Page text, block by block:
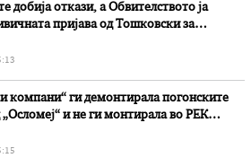
добија откази, а Обвителството ја
пријава од Тошковски за
компани“ ги демонтирала погонските
„Осломеј“ и не ги монтирала во РЕК